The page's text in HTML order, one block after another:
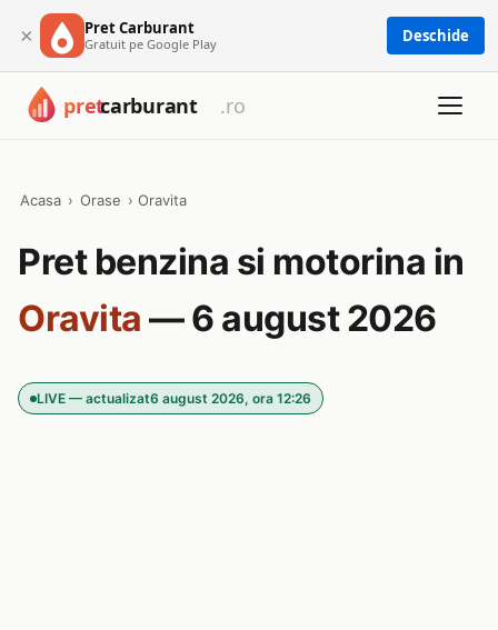
× Pret Carburant
Gratuit pe Google Play Deschide
Acasa › Orase › Oravita
Pret benzina si motorina in
Oravita — 6 august 2026
LIVE — actualizat6 august 2026, ora 12:26